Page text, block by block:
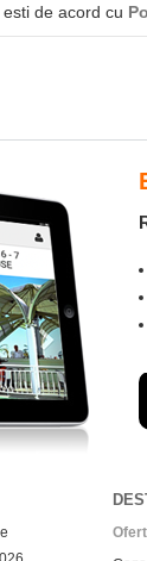
de acord cu